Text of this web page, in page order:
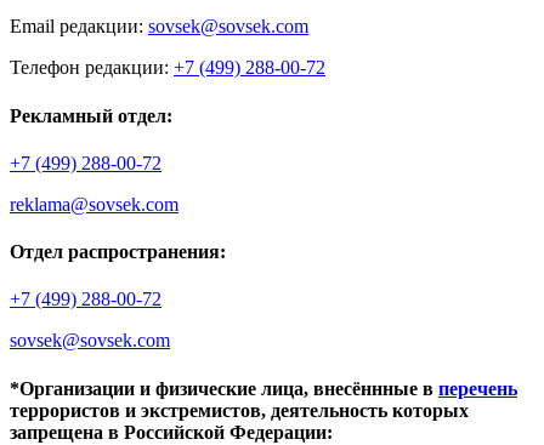
Email редакции: sovsek@sovsek.com
Телефон редакции: +7 (499) 288-00-72
Рекламный отдел:
+7 (499) 288-00-72
reklama@sovsek.com
Отдел распространения:
+7 (499) 288-00-72
sovsek@sovsek.com
*Организации и физические лица, внесённные в перечень
террористов и экстремистов, деятельность которых
запрещена в Российской Федерации: